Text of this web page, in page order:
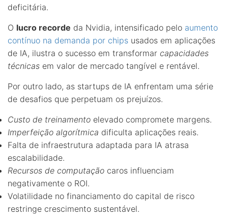
deficitária.
O lucro recorde da Nvidia, intensificado pelo aumento
contínuo na demanda por chips usados em aplicações
de IA, ilustra o sucesso em transformar capacidades
técnicas em valor de mercado tangível e rentável.
Por outro lado, as startups de IA enfrentam uma série
de desafios que perpetuam os prejuízos.
Custo de treinamento elevado compromete margens.
Imperfeição algorítmica dificulta aplicações reais.
Falta de infraestrutura adaptada para IA atrasa
escalabilidade.
Recursos de computação caros influenciam
negativamente o ROI.
Volatilidade no financiamento do capital de risco
restringe crescimento sustentável.